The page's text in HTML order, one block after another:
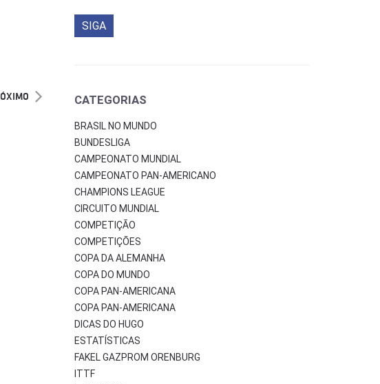
SIGA
CATEGORIAS
BRASIL NO MUNDO
BUNDESLIGA
CAMPEONATO MUNDIAL
CAMPEONATO PAN-AMERICANO
CHAMPIONS LEAGUE
CIRCUITO MUNDIAL
COMPETIÇÃO
COMPETIÇÕES
COPA DA ALEMANHA
COPA DO MUNDO
COPA PAN-AMERICANA
COPA PAN-AMERICANA
DICAS DO HUGO
ESTATÍSTICAS
FAKEL GAZPROM ORENBURG
ITTF